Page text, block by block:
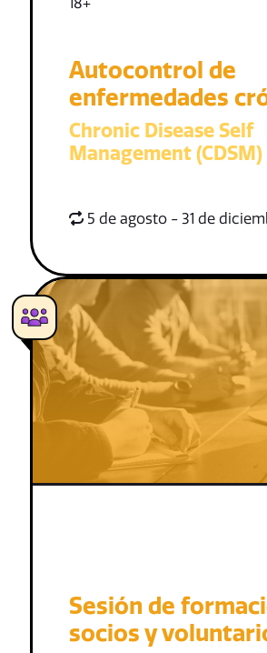
18+
Autocontrol de
enfermedades
Chronic Disease Self
Management (CDSM)
5 de agosto - 31 de
Sesión de
socios y